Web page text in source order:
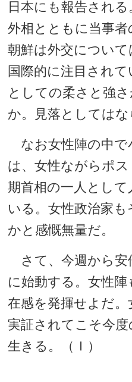
日本にも報告され
外相とともに当事
朝鮮は外交につい
国際的に注目され
としての柔さと強
か。見落としてはな
なお女性陣の中で
は、女性ながらポ
期首相の一人とし
いる。女性政治家
かと感慨無量だ。
さて、今週から安
に始動する。女性
在感を発揮せよだ
実証されてこそ今
生きる。（Ｉ）